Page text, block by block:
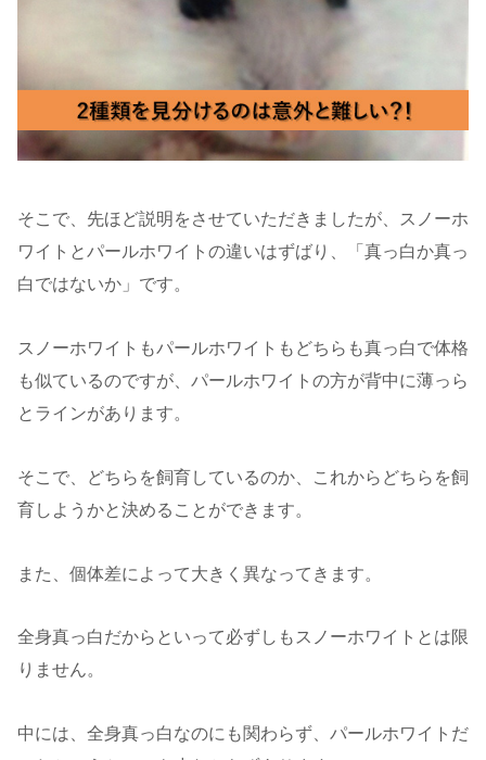
そこで、先ほど説明をさせていただきましたが、スノーホ
ワイトとパールホワイトの違いはずばり、「真っ白か真っ
白ではないか」です。
スノーホワイトもパールホワイトもどちらも真っ白で体格
も似ているのですが、パールホワイトの方が背中に薄っら
とラインがあります。
そこで、どちらを飼育しているのか、これからどちらを飼
育しようかと決めることができます。
また、個体差によって大きく異なってきます。
全身真っ白だからといって必ずしもスノーホワイトとは限
りません。
中には、全身真っ白なのにも関わらず、パールホワイトだ